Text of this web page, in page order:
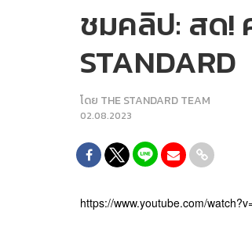
ชมคลิป: สด!
STANDARD
โดย THE STANDARD TEAM
02.08.2023
https://www.youtube.com/